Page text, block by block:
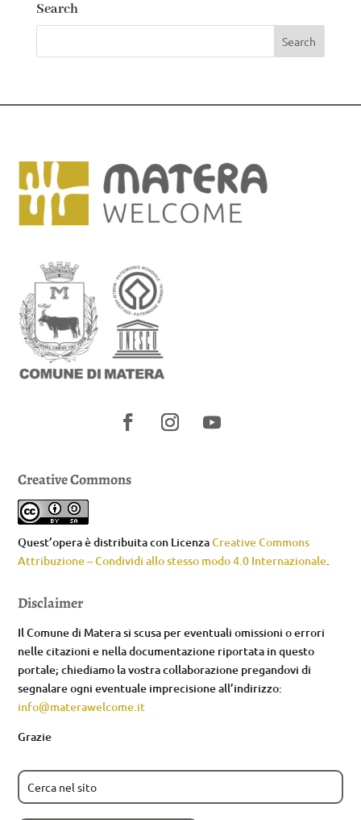
Search
Creative Commons
Quest’opera è distribuita con LicenzaCreative Commons
Attribuzione – Condividi allo stesso modo 4.0 Internazionale.
Disclaimer
Il Comune di Matera si scusa per eventuali omissioni o errori
nelle citazioni e nella documentazione riportata in questo
portale; chiediamo la vostra collaborazione pregandovi di
segnalare ogni eventuale imprecisione all’indirizzo:
info@materawelcome.it
Grazie